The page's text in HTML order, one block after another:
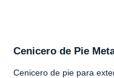
Cenicero de Pie
Cenicero de pie para